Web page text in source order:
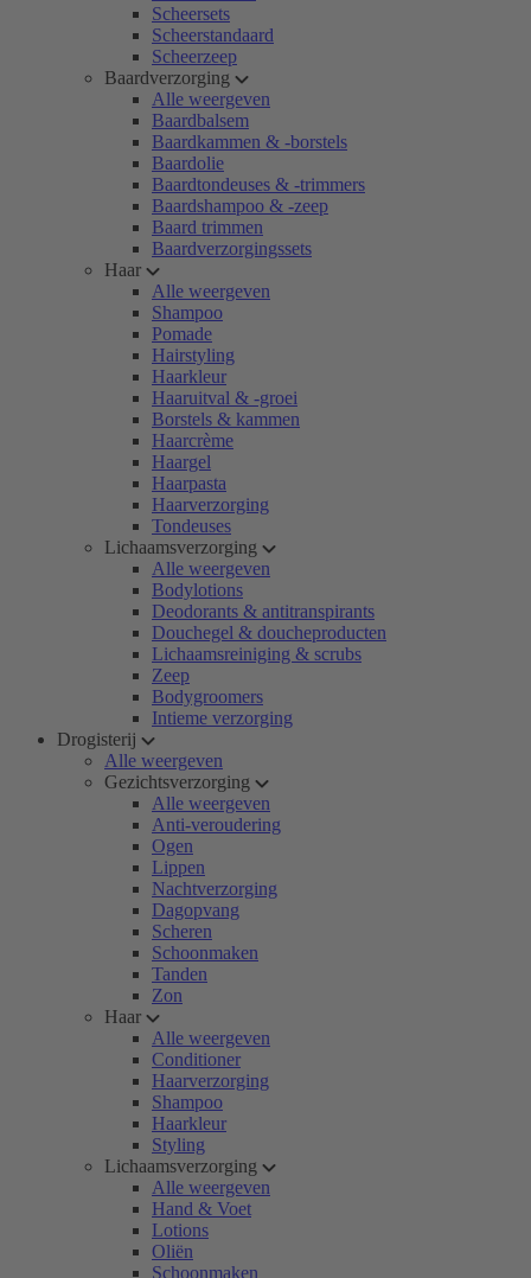
Scheersets
Scheerstandaard
Scheerzeep
Baardverzorging
Alle weergeven
Baardbalsem
Baardkammen & -borstels
Baardolie
Baardtondeuses & -trimmers
Baardshampoo & -zeep
Baard trimmen
Baardverzorgingssets
Haar
Alle weergeven
Shampoo
Pomade
Hairstyling
Haarkleur
Haaruitval & -groei
Borstels & kammen
Haarcrème
Haargel
Haarpasta
Haarverzorging
Tondeuses
Lichaamsverzorging
Alle weergeven
Bodylotions
Deodorants & antitranspirants
Douchegel & doucheproducten
Lichaamsreiniging & scrubs
Zeep
Bodygroomers
Intieme verzorging
Drogisterij
Alle weergeven
Gezichtsverzorging
Alle weergeven
Anti-veroudering
Ogen
Lippen
Nachtverzorging
Dagopvang
Scheren
Schoonmaken
Tanden
Zon
Haar
Alle weergeven
Conditioner
Haarverzorging
Shampoo
Haarkleur
Styling
Lichaamsverzorging
Alle weergeven
Hand & Voet
Lotions
Oliën
Schoonmaken